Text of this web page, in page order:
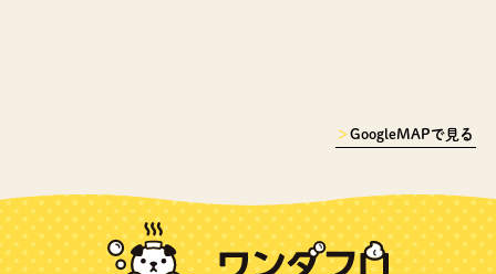
＞ GoogleMAPで見る